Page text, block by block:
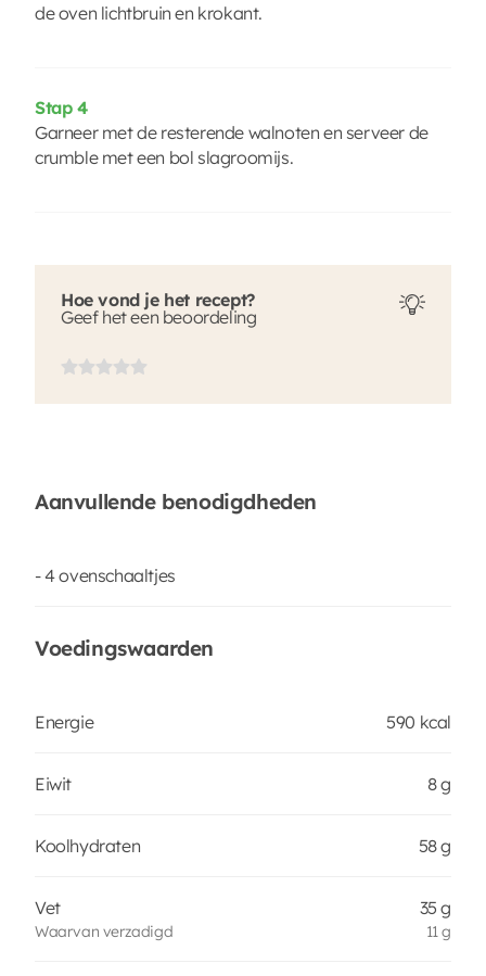
de oven lichtbruin en krokant.
Stap 4
Garneer met de resterende walnoten en serveer de
crumble met een bol slagroomijs.
Hoe vond je het recept?
Geef het een beoordeling
Aanvullende benodigdheden
- 4 ovenschaaltjes
Voedingswaarden
Energie 590 kcal
Eiwit 8 g
Koolhydraten 58 g
Vet 35 g
Waarvan verzadigd 11 g